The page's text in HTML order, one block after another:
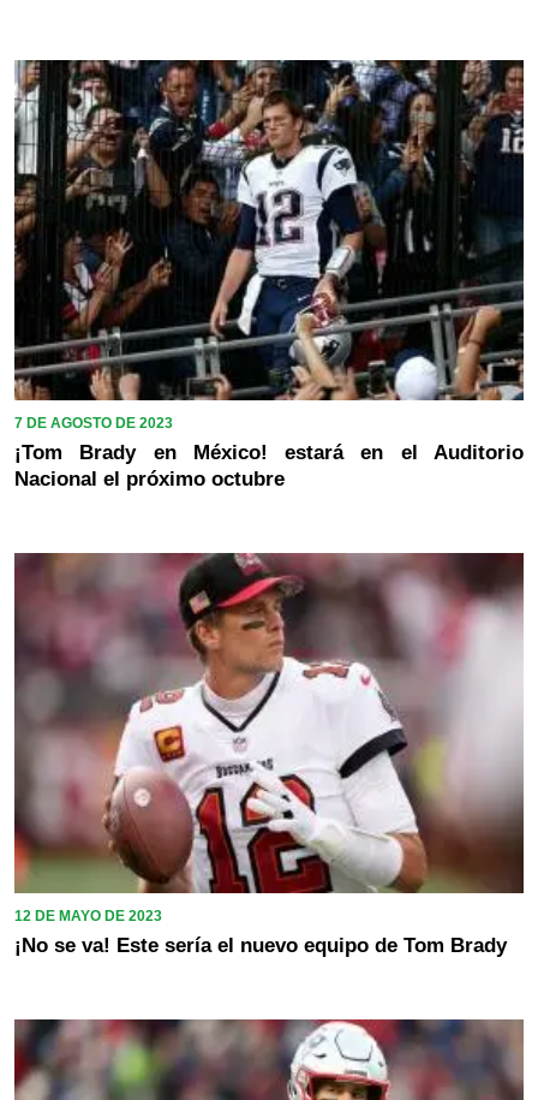
7 DE AGOSTO DE 2023
¡Tom Brady en México! estará en el Auditorio
Nacional el próximo octubre
12 DE MAYO DE 2023
¡No se va! Este sería el nuevo equipo de Tom Brady